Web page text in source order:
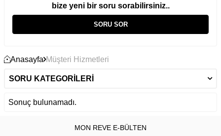
bize yeni bir soru sorabilirsiniz..
SORU SOR
Anasayfa Müşteri Hizmetleri
SORU KATEGORILERI
Sonuç bulunamadı.
MON REVE E-BÜLTEN